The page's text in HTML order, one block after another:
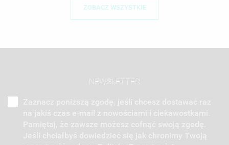
ZOBACZ WSZYSTKIE
NEWSLETTER